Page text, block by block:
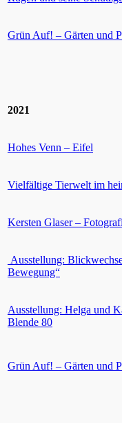
Grün Auf! – Gärten und
2021
Hohes Venn – Eifel
Vielfältige Tierwelt im
Kersten Glaser –
Ausstellung:
Bewegung“
Ausstellung: Helga und
Blende 80
Grün Auf! – Gärten und